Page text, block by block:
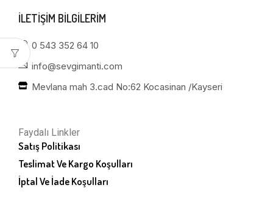
ILETIŞIM BILGILERIM
0 543 352 64 10
info@sevgimanti.com
Mevlana mah 3.cad No:62 Kocasinan /Kayseri
Faydalı Linkler
Satış Politikası
Teslimat Ve Kargo Koşulları
İptal Ve İade Koşulları